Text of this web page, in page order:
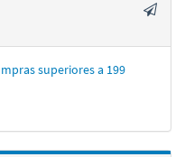
superiores a 199